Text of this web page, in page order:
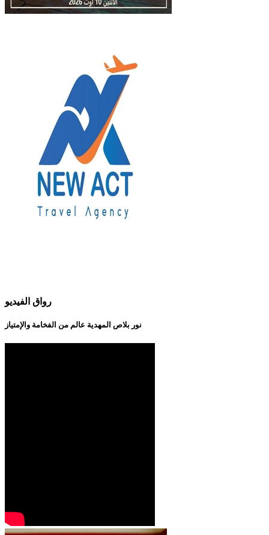
رواق الفيديو
نور بلاص المهدية عالم من الفخامة والإمتياز